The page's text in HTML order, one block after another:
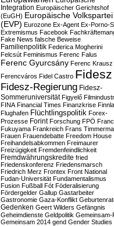
Integration Europäischer Gerichtshof
(EuGH) Europäische Volkspartei
(EVP) Eurozone Ex-Agent Ex-Porno-
Extremismus Facebook
Fake News falsche Beweise
Familienpolitik Federica Mogherini
Felcsút Feminismus Ferenc Falus
Ferenc Gyurcsány Ferenc Krausz
Ferencváros Fidel Castro Fidesz
Fidesz-Regierung Fidesz-
Sommeruniversität Figyelő
FINA Financial Times Finanzkrise
Flughafen Flüchtlingspolitik Forex-
Prozesse Forint Forschung FPÖ
Fukuyama Frankreich Frans
Frauen Frauendebatte Freedom House
Freihandelsabkommen Freimaurer
Freizügigkeit Fremdenfeindlichkeit
Fremdwährungskredite fried
Friedenskonferenz Friedensmarsch
Friedrich Merz Frontex Front National
Fudan-Universität Fundamentalismus
Fusion Fußball Fót Föderalisierung
Fördergelder Gallup Gastarbeiter
Gastronomie Gaza-Konflikt
Gedenken Geert Wilders Gefängnis
Geheimdienste Geldpolitik Gemeinsam-
Gemeinsam 2014 gend Gender Studies